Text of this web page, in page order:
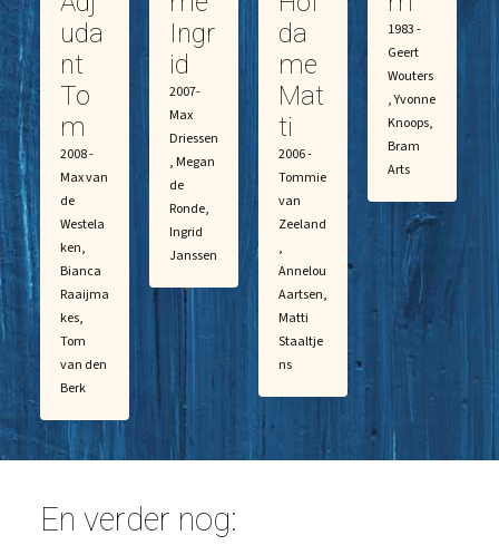
uda
nt
To
m
2008 -
Max van
de
Westela
ken,
Bianca
Raaijma
kes,
Tom
van den
Berk
Ingr
id
2007-
Max
Driessen
, Megan
de
Ronde,
Ingrid
Janssen
da
me
Mat
ti
2006 -
Tommie
van
Zeeland
,
Annelou
Aartsen,
Matti
Staaltje
ns
1983 -
Geert
Wouters
, Yvonne
Knoops,
Bram
Arts
En verder nog: